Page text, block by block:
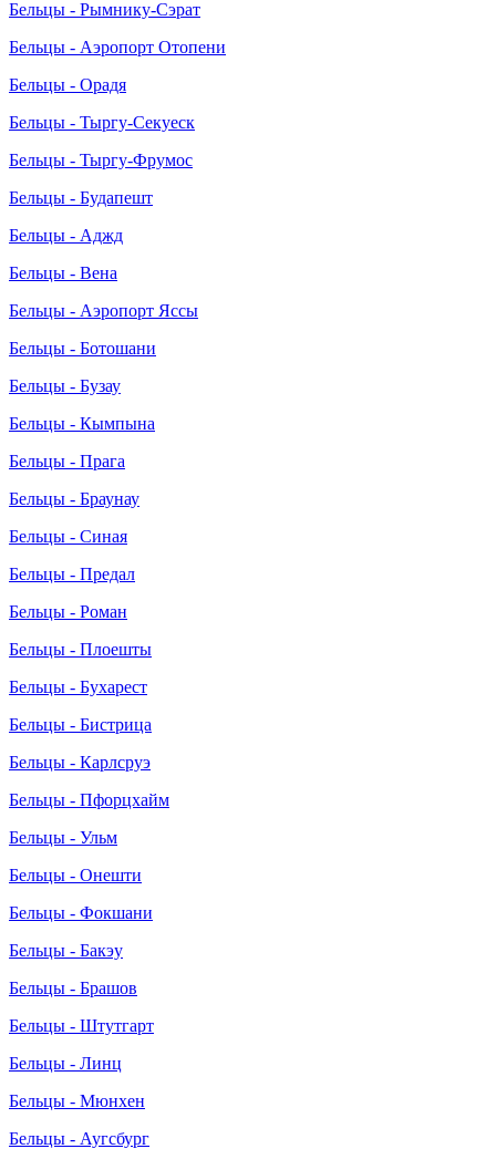
Бельцы - Рымнику-Сэрат
Бельцы - Аэропорт Отопени
Бельцы - Орадя
Бельцы - Тыргу-Секуеск
Бельцы - Тыргу-Фрумос
Бельцы - Будапешт
Бельцы - Аджд
Бельцы - Вена
Бельцы - Аэропорт Яссы
Бельцы - Ботошани
Бельцы - Бузау
Бельцы - Кымпына
Бельцы - Прага
Бельцы - Браунау
Бельцы - Синая
Бельцы - Предал
Бельцы - Роман
Бельцы - Плоешты
Бельцы - Бухарест
Бельцы - Бистрица
Бельцы - Карлсруэ
Бельцы - Пфорцхайм
Бельцы - Ульм
Бельцы - Онешти
Бельцы - Фокшани
Бельцы - Бакэу
Бельцы - Брашов
Бельцы - Штутгарт
Бельцы - Линц
Бельцы - Мюнхен
Бельцы - Аугсбург